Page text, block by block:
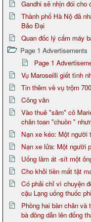
Gandhi sẽ nhịn đói cho
Thành phố Hà Nộ đã
Bảo Đại
Quan đốc lý cấm máy
Page 1 Advertisements
Page 1
Vụ Maroseilli giết tình
Tin thêm về vụ trộm
Công văn
Vào thuê "săm" cô
chăn toan "chuồn "
Nạn xe kéo: Một người
Nạn xe lửa: Một người
Uống lầm át -sít một
Cho khỏi tiền mất tật
Có phải chỉ vì chuyện
cậu Lạng uống thuốc
Phồng hai bàn chân
bà đồng dẫn lên đống